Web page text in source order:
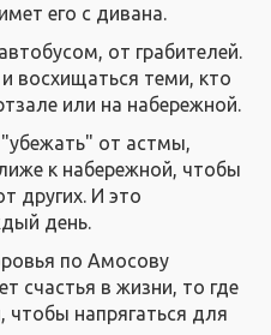
его с дивана.
от грабителей.
восхищаться теми, кто
или на набережной.
от астмы,
к набережной, чтобы
других. И это
день.
по Амосову
счастья в жизни, то где
чтобы напрягаться для